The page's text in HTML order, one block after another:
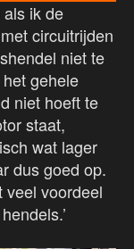
ik de
circuitrijden
niet te
gehele
niet hoeft te
staat,
wat lager
dus goed op.
veel voordeel